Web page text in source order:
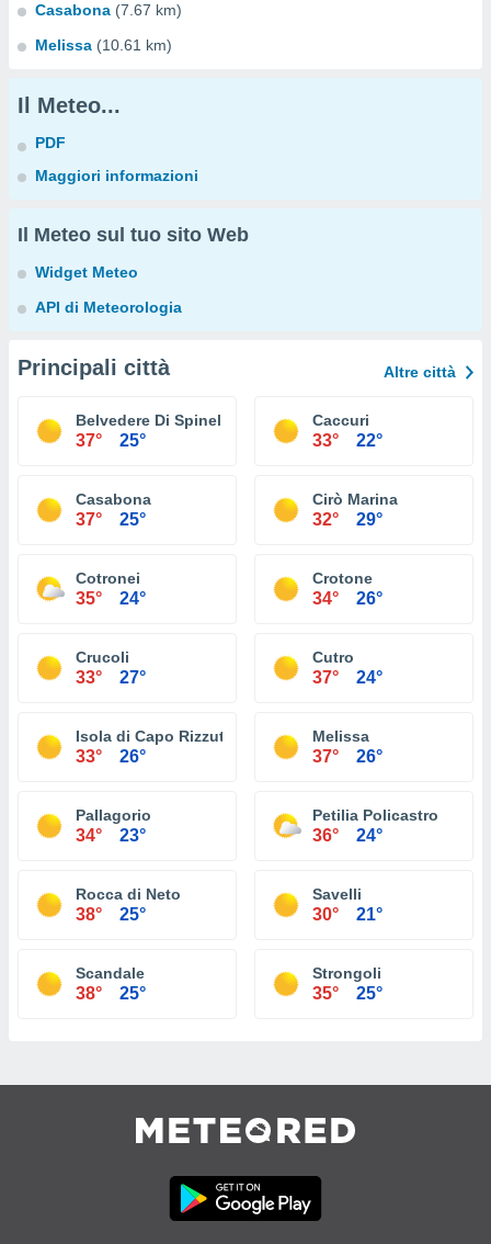
Casabona (7.67 km)
Melissa (10.61 km)
Il Meteo...
PDF
Maggiori informazioni
Il Meteo sul tuo sito Web
Widget Meteo
API di Meteorologia
Principali città Altre città
Belvedere Di Spinello
37° 25°
Caccuri
33° 22°
Casabona
37° 25°
Cirò Marina
32° 29°
Cotronei
35° 24°
Crotone
34° 26°
Crucoli
33° 27°
Cutro
37° 24°
Isola di Capo Rizzuto
33° 26°
Melissa
37° 26°
Pallagorio
34° 23°
Petilia Policastro
36° 24°
Rocca di Neto
38° 25°
Savelli
30° 21°
Scandale
38° 25°
Strongoli
35° 25°